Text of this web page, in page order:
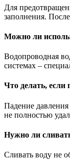
Для
заполнения.
Можно ли
Водопроводная
системах –
Что делать, если
Падение
не полностью
Нужно ли
Сливать воду не